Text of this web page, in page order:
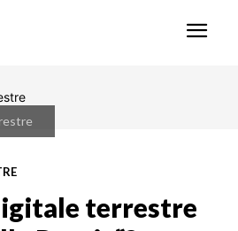
terrestre